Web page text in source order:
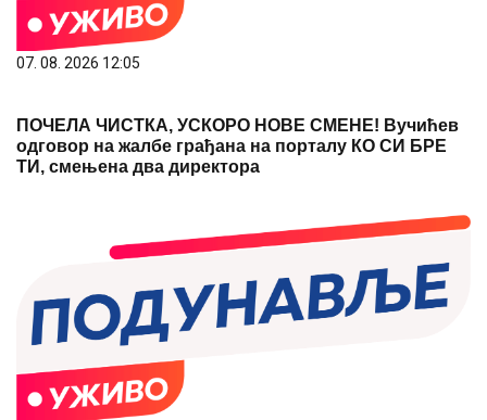
07. 08. 2026 12:05
ПОЧЕЛА ЧИСТКА, УСКОРО НОВЕ СМЕНЕ! Вучићев
одговор на жалбе грађана на порталу КО СИ БРЕ
ТИ, смењена два директора